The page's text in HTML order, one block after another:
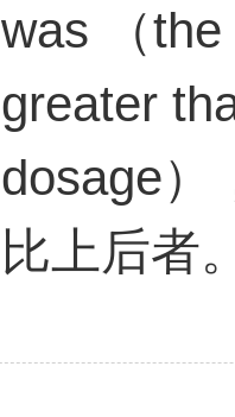
was （
greater
dosage）
比上后者